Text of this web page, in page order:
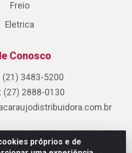
próprios e de
Freio
Eletrica
Conosco
(21) 3483-5200
(27) 2888-0130
- Rua Carneiro de Campos, 42 -